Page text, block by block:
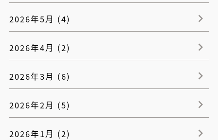
2026年5月 (4)
2026年4月 (2)
2026年3月 (6)
2026年2月 (5)
2026年1月 (2)